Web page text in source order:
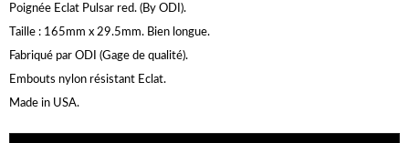
Poignée Eclat Pulsar red. (By ODI).
Taille : 165mm x 29.5mm. Bien longue.
Fabriqué par ODI (Gage de qualité).
Embouts nylon résistant Eclat.
Made in USA.